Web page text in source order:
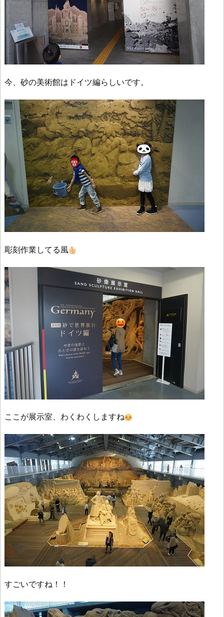
今、砂の美術館はドイツ編らしいです。
彫刻作業してる風
ここが展示室、わくわくしますね
すごいですね！！